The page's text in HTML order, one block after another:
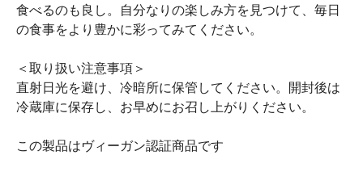
食べるのも良し。自分なりの楽しみ方を見つけて、毎日
の食事をより豊かに彩ってみてください。
＜取り扱い注意事項＞
直射日光を避け、冷暗所に保管してください。開封後は
冷蔵庫に保存し、お早めにお召し上がりください。
この製品はヴィーガン認証商品です